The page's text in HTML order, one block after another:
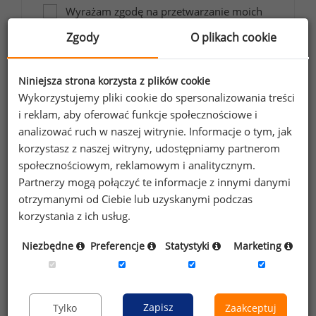
Wyrażam zgodę na przetwarzanie moich
danych osobowych zawartych w
formularzu przez Sedlak
Sedlak sp. z o.o.
newsletter’a portalu wynagrodzenia.pl.
Wyrażam zgodę na przesyłanie na podany
adres e-mail ofert handlowych oraz
informacji marketingowych. Oświadczam,
że zapoznałem się z treściąinformacji na
temat przetwarzania.
regulaminu kopiowanie, przetwarzanie i
Zgody O plikach cookie
Niniejsza strona korzysta z plików cookie
Wykorzystujemy pliki cookie do spersonalizowania treści
i reklam, aby oferować funkcje społecznościowe i
analizować ruch w naszej witrynie. Informacje o tym, jak
korzystasz z naszej witryny, udostępniamy partnerom
społecznościowym, reklamowym i analitycznym.
Partnerzy mogą połączyć te informacje z innymi danymi
otrzymanymi od Ciebie lub uzyskanymi podczas
korzystania z ich usług.
Niezbędne Preferencje Statystyki Marketing
Tylko
Zapisz
Zaakceptuj